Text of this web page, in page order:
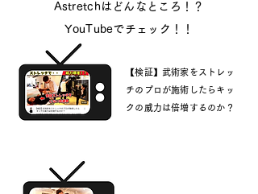
Astretchはどんなところ！？
YouTubeでチェック！！
【検証】武術家をストレッ
チのプロが施術したらキッ
クの威力は倍増するのか？